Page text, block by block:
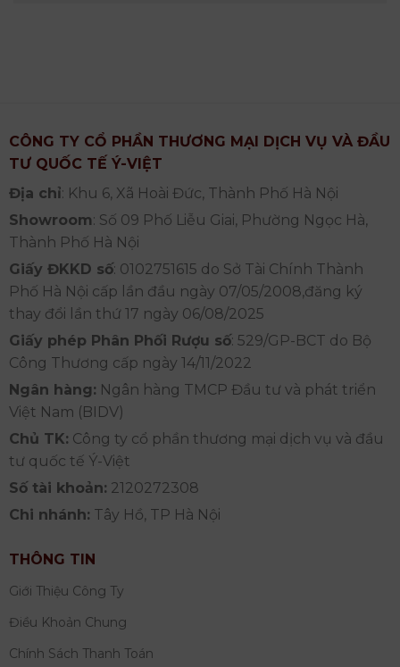
CÔNG TY CỔ PHẦN THƯƠNG MẠI DỊCH VỤ VÀ ĐẦU
TƯ QUỐC TẾ Ý-VIỆT
Địa chỉ: Khu 6, Xã Hoài Đức, Thành Phố Hà Nội
Showroom: Số 09 Phố Liễu Giai, Phường Ngọc Hà,
Thành Phố Hà Nội
Giấy ĐKKD số: 0102751615 do Sở Tài Chính Thành
Phố Hà Nội cấp lần đầu ngày 07/05/2008,đăng ký
thay đổi lần thứ 17 ngày 06/08/2025
Giấy phép Phân Phối Rượu số: 529/GP-BCT do Bộ
Công Thương cấp ngày 14/11/2022
Ngân hàng: Ngân hàng TMCP Đầu tư và phát triển
Việt Nam (BIDV)
Chủ TK: Công ty cổ phần thương mại dịch vụ và đầu
tư quốc tế Ý-Việt
Số tài khoản: 2120272308
Chi nhánh: Tây Hồ, TP Hà Nội
THÔNG TIN
Giới Thiệu Công Ty
Điều Khoản Chung
Chính Sách Thanh Toán